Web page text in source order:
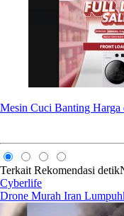
Mesin Cuci Banting Harga
Terkait Rekomendasi
Cyberlife
Drone Murah Iran